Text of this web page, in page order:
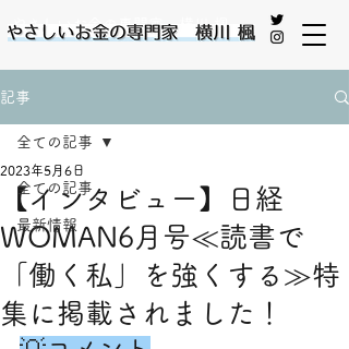
やさしいお金の専門家 横川 楓
記事
全ての記事
最新情報
全ての記事
【インタビュー】日経
WOMAN6月号≪読書で
「働く私」を強くする≫特
集に掲載されました！
2023年5月6日